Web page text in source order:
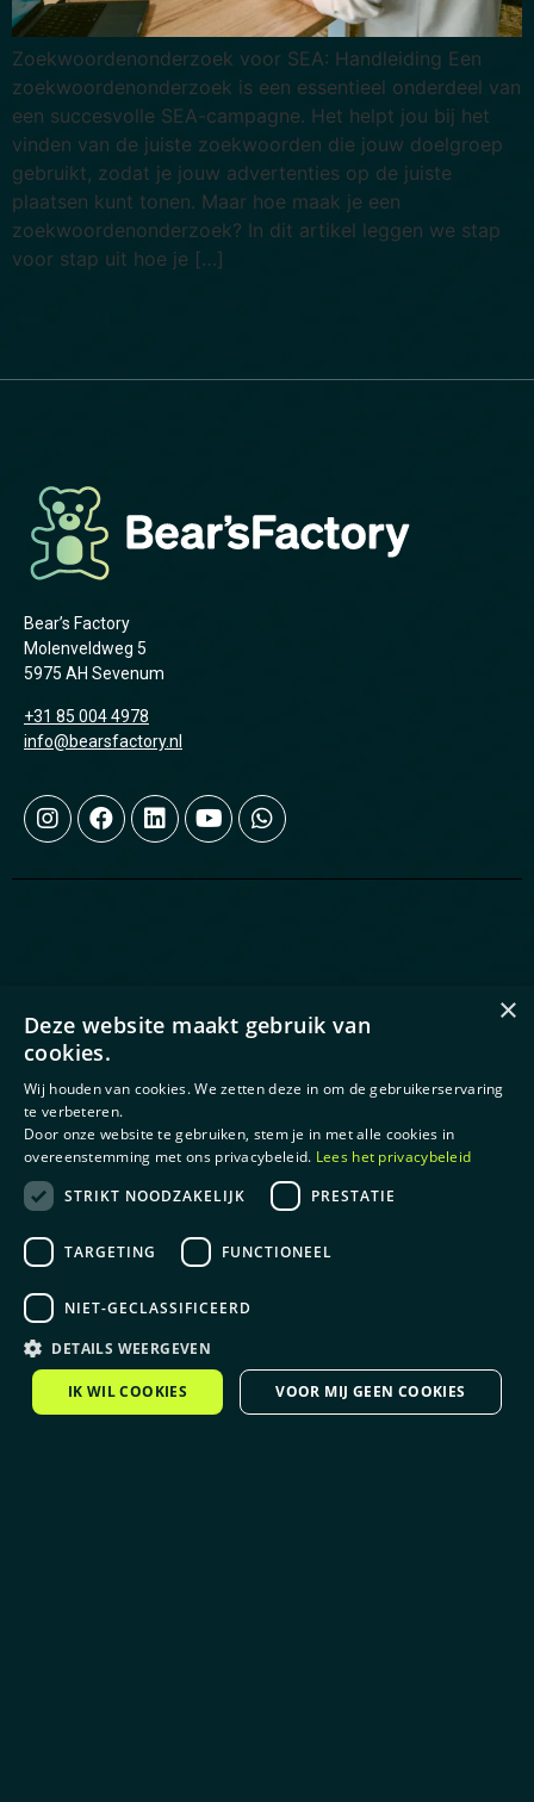
Zoekwoordenonderzoek voor SEA: Handleiding Een
zoekwoordenonderzoek is een essentieel onderdeel van
een succesvolle SEA-campagne. Het helpt jou bij het
vinden van de juiste zoekwoorden die jouw doelgroep
gebruikt, zodat je jouw advertenties op de juiste
plaatsen kunt tonen. Maar hoe maak je een
zoekwoordenonderzoek? In dit artikel leggen we stap
voor stap uit hoe je […]
Bear’s Factory
Molenveldweg 5
5975 AH Sevenum
+31 85 004 4978
info@bearsfactory.nl
Pagina's
Over ons
Diensten
Blog
×
Deze website maakt gebruik van
cookies.
Wij houden van cookies. We zetten deze in om de gebruikerservaring
te verbeteren.
Door onze website te gebruiken, stem je in met alle cookies in
overeenstemming met ons privacybeleid. Lees het privacybeleid
STRIKT NOODZAKELIJK
PRESTATIE
TARGETING FUNCTIONEEL
NIET-GECLASSIFICEERD
DETAILS WEERGEVEN
IK WIL COOKIES VOOR MIJ GEEN COOKIES